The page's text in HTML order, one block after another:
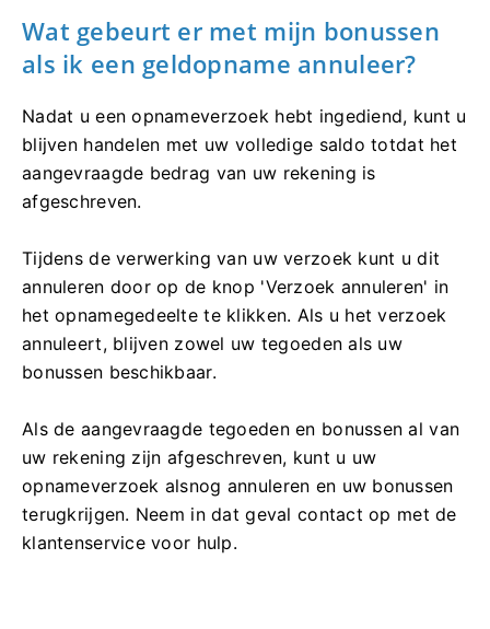
Wat gebeurt er met mijn bonussen
als ik een geldopname annuleer?
Nadat u een opnameverzoek hebt ingediend, kunt u
blijven handelen met uw volledige saldo totdat het
aangevraagde bedrag van uw rekening is
afgeschreven.
Tijdens de verwerking van uw verzoek kunt u dit
annuleren door op de knop 'Verzoek annuleren' in
het opnamegedeelte te klikken. Als u het verzoek
annuleert, blijven zowel uw tegoeden als uw
bonussen beschikbaar.
Als de aangevraagde tegoeden en bonussen al van
uw rekening zijn afgeschreven, kunt u uw
opnameverzoek alsnog annuleren en uw bonussen
terugkrijgen. Neem in dat geval contact op met de
klantenservice voor hulp.